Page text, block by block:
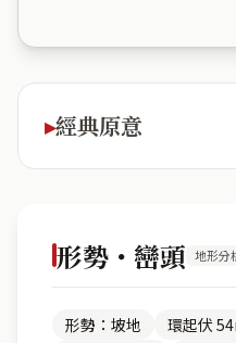
經典原意
形勢・巒頭 地形分
形勢：坡地 環起伏